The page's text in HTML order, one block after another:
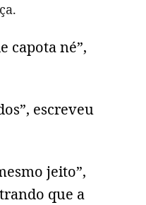
capota né”,
escreveu
jeito”,
que a